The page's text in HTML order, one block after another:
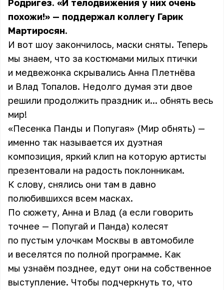
Родригез. «И телодвижения у них очень
похожи!» — поддержал коллегу Гарик
Мартиросян.
И вот шоу закончилось, маски сняты. Теперь
мы знаем, что за костюмами милых птички
и медвежонка скрывались Анна Плетнёва
и Влад Топалов. Недолго думая эти двое
решили продолжить праздник и... обнять весь
мир!
«Песенка Панды и Попугая» (Мир обнять) —
именно так называется их дуэтная
композиция, яркий клип на которую артисты
презентовали на радость поклонникам.
К слову, снялись они там в давно
полюбившихся всем масках.
По сюжету, Анна и Влад (а если говорить
точнее — Попугай и Панда) колесят
по пустым улочкам Москвы в автомобиле
и веселятся по полной программе. Как
мы узнаём позднее, едут они на собственное
выступление. Чтобы подчеркнуть то, что